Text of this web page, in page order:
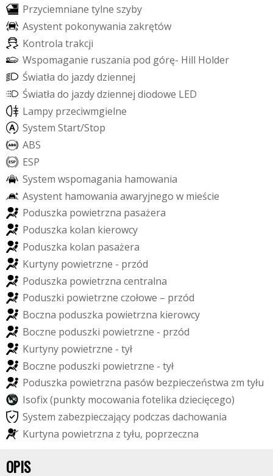
Przyciemniane tylne szyby
Asystent pokonywania zakrętów
Kontrola trakcji
Wspomaganie ruszania pod górę- Hill Holder
Światła do jazdydziennej
Światła do jazdydziennej diodowe LED
Lampy przeciwmgielne
System Start/Stop
ABS
ESP
System wspomagania hamowania
Asystent hamowania awaryjnego w mieście
Poduszka powietrzna pasażera
Poduszka kolan kierowcy
Poduszka kolan pasażera
Kurtyny powietrzne - przód
Poduszka powietrzna centralna
Poduszki powietrzne czołowe – przód
Boczna poduszka powietrzna kierowcy
Boczne poduszki powietrzne - przód
Kurtyny powietrzne - tył
Boczne poduszki powietrzne - tył
Poduszka powietrzna pasów bezpieczeństwa zm tyłu
Isofix(punkty mocowania fotelika dziecięcego)
System zabezpieczający podczas dachowania
Kurtyna powietrzna z tyłu, poprzeczna
OPIS